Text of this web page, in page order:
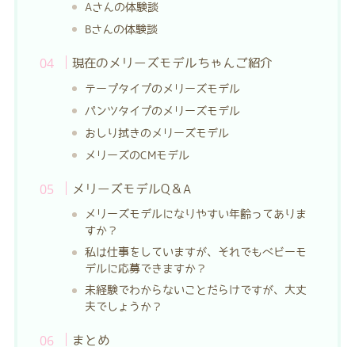
Aさんの体験談
Bさんの体験談
現在のメリーズモデルちゃんご紹介
テープタイプのメリーズモデル
パンツタイプのメリーズモデル
おしり拭きのメリーズモデル
メリーズのCMモデル
メリーズモデルQ＆A
メリーズモデルになりやすい年齢ってありま
すか？
私は仕事をしていますが、それでもベビーモ
デルに応募できますか？
未経験でわからないことだらけですが、大丈
夫でしょうか？
まとめ